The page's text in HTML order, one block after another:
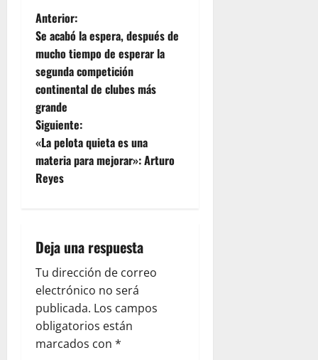
Anterior:
Se acabó la espera, después de
mucho tiempo de esperar la
segunda competición
continental de clubes más
grande
Siguiente:
«La pelota quieta es una
materia para mejorar»: Arturo
Reyes
Deja una respuesta
Tu dirección de correo
electrónico no será
publicada. Los campos
obligatorios están
marcados con *